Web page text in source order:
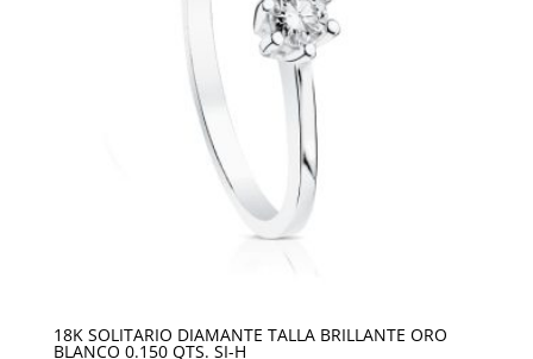
18K SOLITARIO DIAMANTE TALLA BRILLANTE ORO
BLANCO 0.150 QTS. SI-H